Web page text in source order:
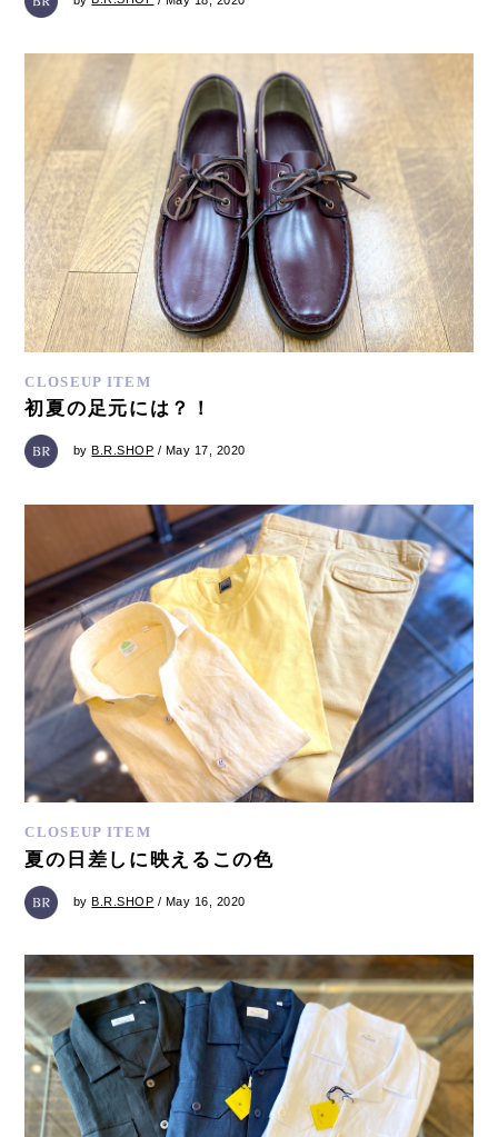
CLOSEUP ITEM
初夏の足元には？！
byB.R.SHOP / May 17, 2020
CLOSEUP ITEM
夏の日差しに映えるこの色
byB.R.SHOP / May 16, 2020